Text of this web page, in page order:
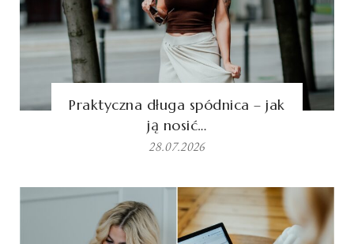
Praktyczna długa spódnica – jak
ją nosić…
28.07.2026